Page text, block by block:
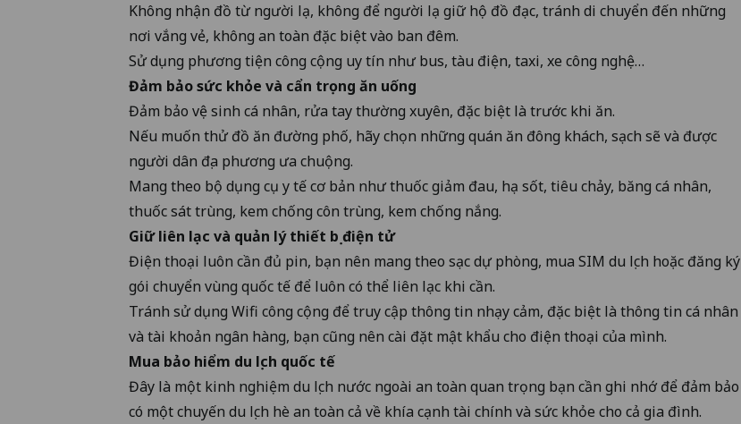
Không nhận đồ từ người lạ, không để người lạ giữ hộ đồ đạc, tránh di chuyển đến những
nơi vắng vẻ, không an toàn đặc biệt vào ban đêm.
Sử dụng phương tiện công cộng uy tín như bus, tàu điện, taxi, xe công nghệ…
Đảm bảo sức khỏe và cẩn trọng ăn uống
Đảm bảo vệ sinh cá nhân, rửa tay thường xuyên, đặc biệt là trước khi ăn.
Nếu muốn thử đồ ăn đường phố, hãy chọn những quán ăn đông khách, sạch sẽ và được
người dân địa phương ưa chuộng.
Mang theo bộ dụng cụ y tế cơ bản như thuốc giảm đau, hạ sốt, tiêu chảy, băng cá nhân,
thuốc sát trùng, kem chống côn trùng, kem chống nắng.
Giữ liên lạc và quản lý thiết bị điện tử
Điện thoại luôn cần đủ pin, bạn nên mang theo sạc dự phòng, mua SIM du lịch hoặc đăng ký
gói chuyển vùng quốc tế để luôn có thể liên lạc khi cần.
Tránh sử dụng Wifi công cộng để truy cập thông tin nhạy cảm, đặc biệt là thông tin cá nhân
và tài khoản ngân hàng, bạn cũng nên cài đặt mật khẩu cho điện thoại của mình.
Mua bảo hiểm du lịch quốc tế
Đây là một kinh nghiệm du lịch nước ngoài an toàn quan trọng bạn cần ghi nhớ để đảm bảo
có một chuyến du lịch hè an toàn cả về khía cạnh tài chính và sức khỏe cho cả gia đình.